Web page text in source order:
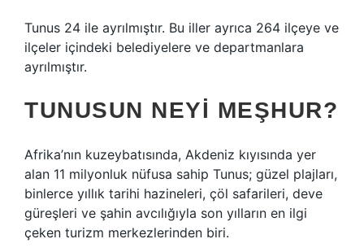
Tunus 24 ile ayrılmıştır. Bu iller ayrıca 264 ilçeye ve
ilçeler içindeki belediyelere ve departmanlara
ayrılmıştır.
TUNUSUN NEYI MEŞHUR?
Afrika’nın kuzeybatısında, Akdeniz kıyısında yer
alan 11 milyonluk nüfusa sahip Tunus; güzel plajları,
binlerce yıllık tarihi hazineleri, çöl safarileri, deve
güreşleri ve şahin avcılığıyla son yılların en ilgi
çeken turizm merkezlerinden biri.